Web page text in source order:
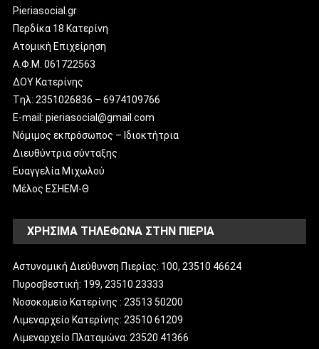
Pieriasocial.gr
Περδίκα 18 Κατερίνη
Ατομική Επιχείρηση
Α.Φ.Μ. 061722563
ΔΟΥ Κατερίνης
Tηλ: 2351026836 – 6974109766
E-mail: pieriasocial@gmail.com
Νόμιμος εκπρόσωπος – Ιδιοκτήτρια
Διευθύντρια σύνταξης
Ευαγγελία Μιχωλού
Μέλος ΕΣΗΕΜ-Θ
ΧΡΗΣΙΜΑ ΤΗΛΕΦΩΝΑ ΣΤΗΝ ΠΙΕΡΙΑ
Αστυνομική Διεύθυνση Πιερίας: 100, 23510 46624
Πυροσβεστική: 199, 23510 23333
Νοσοκομείο Κατερίνης : 23513 50200
Λιμεναρχείο Κατερίνης: 23510 61209
Λιμεναρχείο Πλαταμώνα: 23520 41366